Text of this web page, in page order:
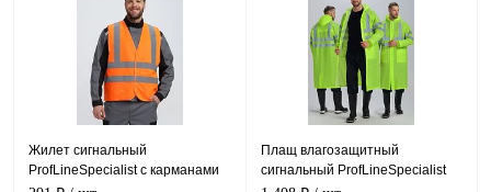
Жилет сигнальный
ProfLineSpecialist с карманами
Плащ влагозащитный
сигнальный ProfLineSpecialist